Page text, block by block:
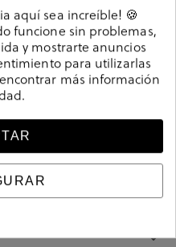
ante cuero. Altura tacón
no es extraible.
aquí sea increíble! 🍪
funcione sin problemas,
y mostrarte anuncios
para utilizarlas
más información
.